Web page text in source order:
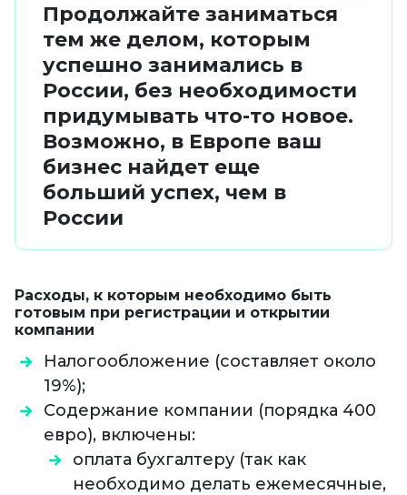
Продолжайте заниматься
тем же делом, которым
успешно занимались в
России, без необходимости
придумывать что-то новое.
Возможно, в Европе ваш
бизнес найдет еще
больший успех, чем в
России
Расходы, к которым необходимо быть
готовым при регистрации и открытии
компании
Налогообложение (составляет около
19%);
Содержание компании (порядка 400
евро), включены:
оплата бухгалтеру (так как
необходимо делать ежемесячные,